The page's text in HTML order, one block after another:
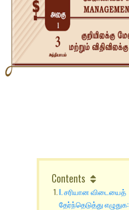
Contents
I. சரியான விடையைத்
தேர்ந்தெடுத்து எழுதுக: